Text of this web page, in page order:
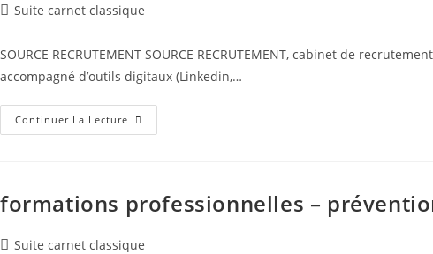
PostSuite carnet classique
SOURCE RECRUTEMENT SOURCE RECRUTEMENT, cabinet de
accompagné d’outils digitaux (Linkedin,…
Continuer La Lecture Interim
–
formations professionnelles –
PostSuite carnet classique